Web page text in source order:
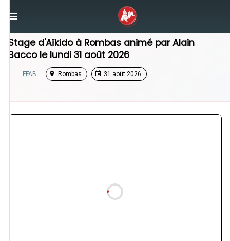
Stage d'Aïkido à Rombas animé parAlain
Baccole lundi 31 août 2026
FFAB Rombas 31 août 2026